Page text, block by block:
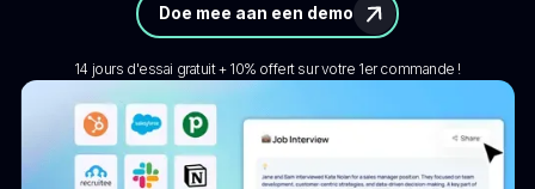
Doe mee aan een demo
14 jours d'essai gratuit + 10% offert sur votre 1er commande !